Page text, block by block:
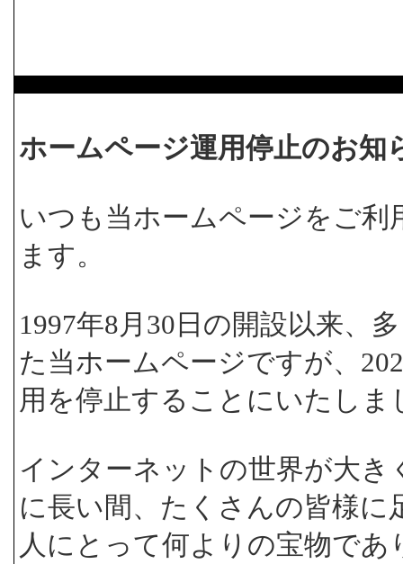
ホームページ運用停止のお知
いつも当ホームページをご
ます。
1997年8月30日の開設以来、
た当ホームページですが、
用を停止することにいたしま
インターネットの世界が大
に長い間、たくさんの皆様
人にとって何よりの宝物で